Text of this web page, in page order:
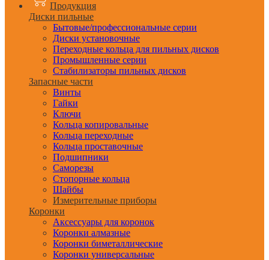
Продукция
Диски пильные
Бытовые/профессиональные серии
Диски установочные
Переходные кольца для пильных дисков
Промышленные серии
Стабилизаторы пильных дисков
Запасные части
Винты
Гайки
Ключи
Кольца копировальные
Кольца переходные
Кольца проставочные
Подшипники
Саморезы
Стопорные кольца
Шайбы
Измерительные приборы
Коронки
Аксессуары для коронок
Коронки алмазные
Коронки биметаллические
Коронки универсальные